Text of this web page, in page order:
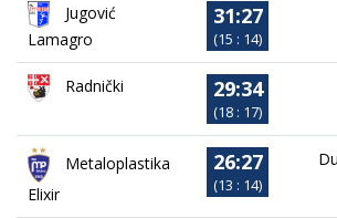
Jugović
Lamagro
31:27
(15 : 14)
Radnički 29:34
(18 : 17)
Metaloplastika
Elixir
26:27
(13 : 14)